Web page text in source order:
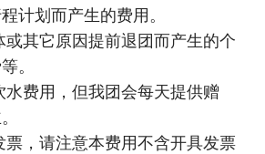
计划而产生的费用。
其它原因提前退团而产生的个
。
费用，但我团会每天提供赠
，请注意本费用不含开具发票